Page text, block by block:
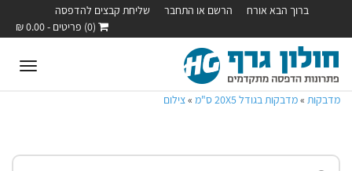
ברוך הבא אורח הרשם או התחבר
שליחת קבצים להדפסה
(0) פריטים - 0.00 ₪
מדבקות »מדבקות בגודל 20X5 ס"מ »צילום